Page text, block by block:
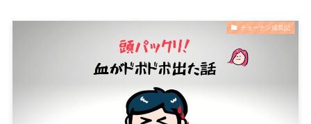
チョーナン成長記